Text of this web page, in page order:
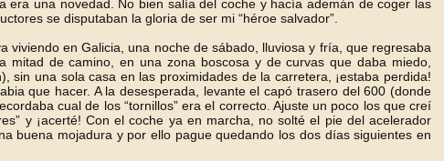
una novedad. No bien salía del coche y hacía ademán de coger las
se disputaban la gloria de ser mi “héroe salvador”.
en Galicia, una noche de sábado, lluviosa y fría, que regresaba
de camino, en una zona boscosa y de curvas que daba miedo,
sin una sola casa en las proximidades de la carretera, ¡estaba perdida!
que hacer. A la desesperada, levante el capó trasero del 600 (donde
cual de los “tornillos” era el correcto. Ajuste un poco los que creí
y ¡acerté! Con el coche ya en marcha, no solté el pie del acelerador
buena mojadura y por ello pague quedando los dos días siguientes en